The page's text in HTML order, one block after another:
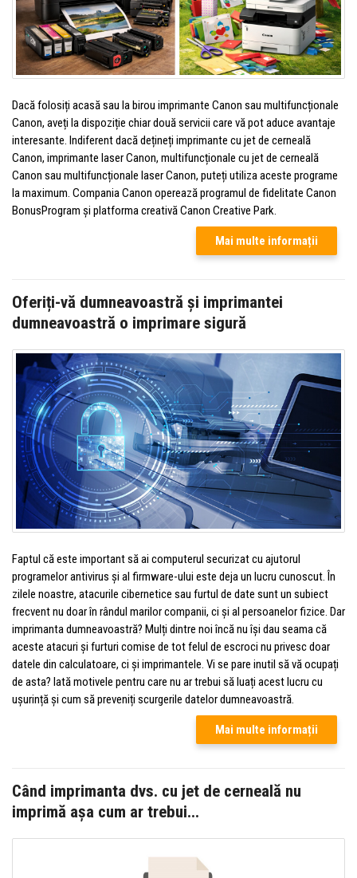
Dacă folosiți acasă sau la birou imprimante Canon sau multifuncționale
Canon, aveți la dispoziție chiar două servicii care vă pot aduce avantaje
interesante. Indiferent dacă dețineți imprimante cu jet de cerneală
Canon, imprimante laser Canon, multifuncționale cu jet de cerneală
Canon sau multifuncționale laser Canon, puteți utiliza aceste programe
la maximum. Compania Canon operează programul de fidelitate Canon
BonusProgram și platforma creativă Canon Creative Park.
Mai multe informații
Oferiți-vă dumneavoastră și imprimantei
dumneavoastră o imprimare sigură
Faptul că este important să ai computerul securizat cu ajutorul
programelor antivirus și al firmware-ului este deja un lucru cunoscut. În
zilele noastre, atacurile cibernetice sau furtul de date sunt un subiect
frecvent nu doar în rândul marilor companii, ci și al persoanelor fizice. Dar
imprimanta dumneavoastră? Mulți dintre noi încă nu își dau seama că
aceste atacuri și furturi comise de tot felul de escroci nu privesc doar
datele din calculatoare, ci și imprimantele. Vi se pare inutil să vă ocupați
de asta? Iată motivele pentru care nu ar trebui să luați acest lucru cu
ușurință și cum să preveniți scurgerile datelor dumneavoastră.
Mai multe informații
Când imprimanta dvs. cu jet de cerneală nu
imprimă așa cum ar trebui...